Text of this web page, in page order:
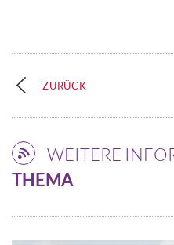
ZURÜCK
WEITERE
THEMA